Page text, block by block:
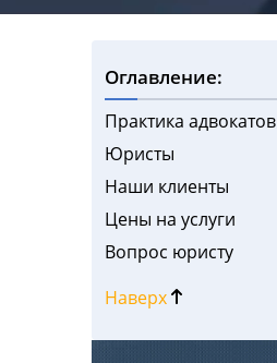
Оглавление:
Практика адвокатов
Юристы
Наши клиенты
Цены на услуги
Вопрос юристу
Наверх